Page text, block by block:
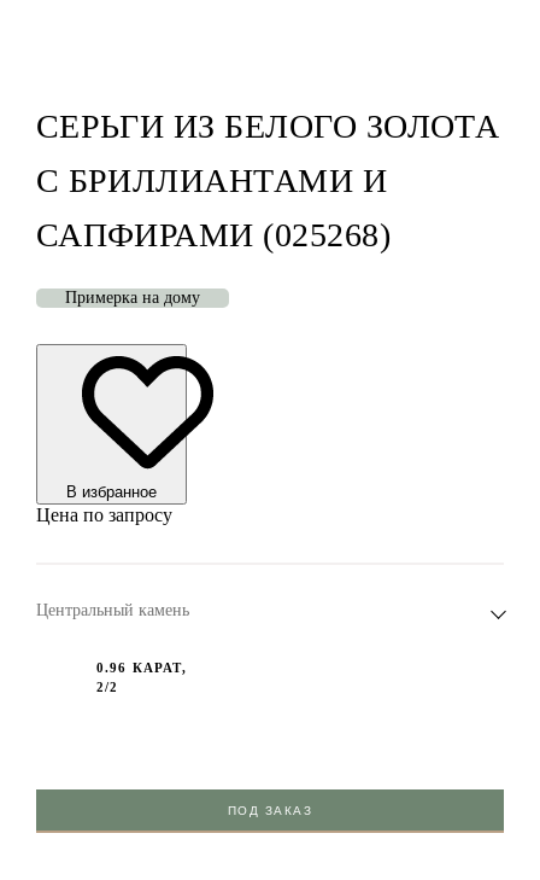
СЕРЬГИ ИЗ БЕЛОГО ЗОЛОТА
С БРИЛЛИАНТАМИ И
САПФИРАМИ (025268)
Примерка на дому
В избранноe
Цена по запросу
Центральный камень
0.96 КАРАТ,
2/2
ПОД ЗАКАЗ